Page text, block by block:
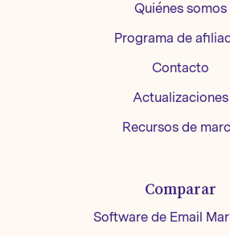
Quiénes somos
Programa de
Contacto
Actualizaciones
Recursos de
Comparar
Software de Email